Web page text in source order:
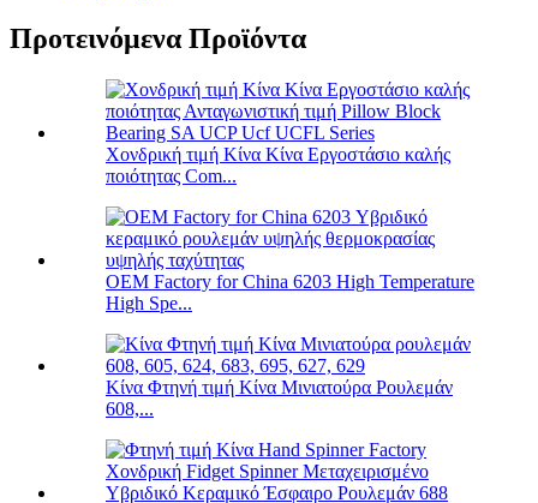
Προτεινόμενα Προϊόντα
Χονδρική τιμή Κίνα Κίνα Εργοστάσιο καλής
ποιότητας Com...
OEM Factory for China 6203 High Temperature
High Spe...
Κίνα Φτηνή τιμή Κίνα Μινιατούρα Ρουλεμάν
608,...